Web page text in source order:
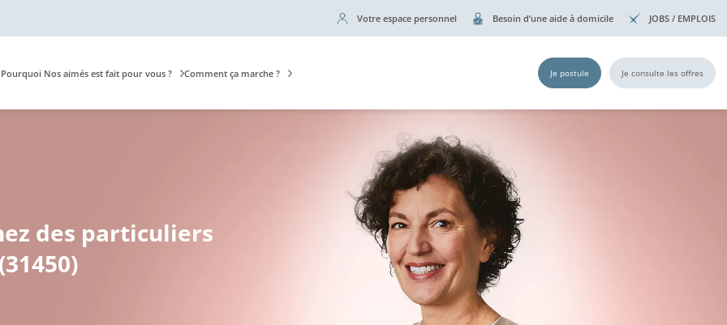
Votre espace personnel Besoin d’une aide à domicile JOBS / EMPLOIS
Pourquoi Nos aimés est fait pour vous ? Comment ça marche ? Je postule Je consulte les offres
des particuliers